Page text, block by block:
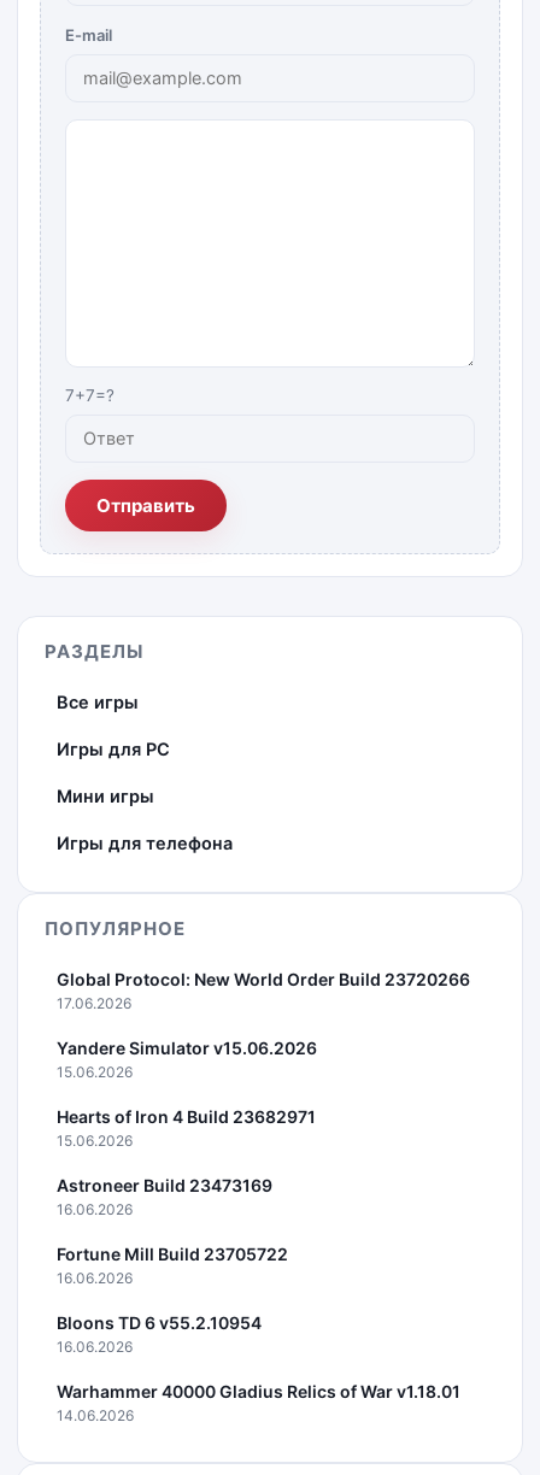
E-mail
7+7=?
Отправить
РАЗДЕЛЫ
Все игры
Игры для PC
Мини игры
Игры для телефона
ПОПУЛЯРНОЕ
Global Protocol: New World Order Build 23720266
17.06.2026
Yandere Simulator v15.06.2026
15.06.2026
Hearts of Iron 4 Build 23682971
15.06.2026
Astroneer Build 23473169
16.06.2026
Fortune Mill Build 23705722
16.06.2026
Bloons TD 6 v55.2.10954
16.06.2026
Warhammer 40000 Gladius Relics of War v1.18.01
14.06.2026